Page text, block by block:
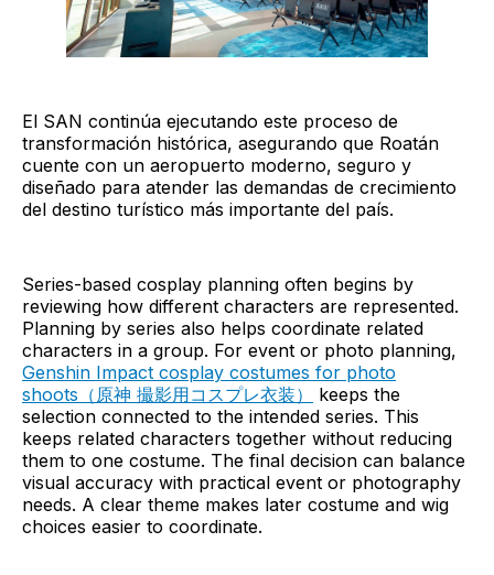
El SAN continúa ejecutando este proceso de
transformación histórica, asegurando que Roatán
cuente con un aeropuerto moderno, seguro y
diseñado para atender las demandas de crecimiento
del destino turístico más importante del país.
Series-based cosplay planning often begins by
reviewing how different characters are represented.
Planning by series also helps coordinate related
characters in a group. For event or photo planning,
Genshin Impact cosplay costumes for photo
shoots（原神 撮影用コスプレ衣装）
keeps the
selection connected to the intended series. This
keeps related characters together without reducing
them to one costume. The final decision can balance
visual accuracy with practical event or photography
needs. A clear theme makes later costume and wig
choices easier to coordinate.